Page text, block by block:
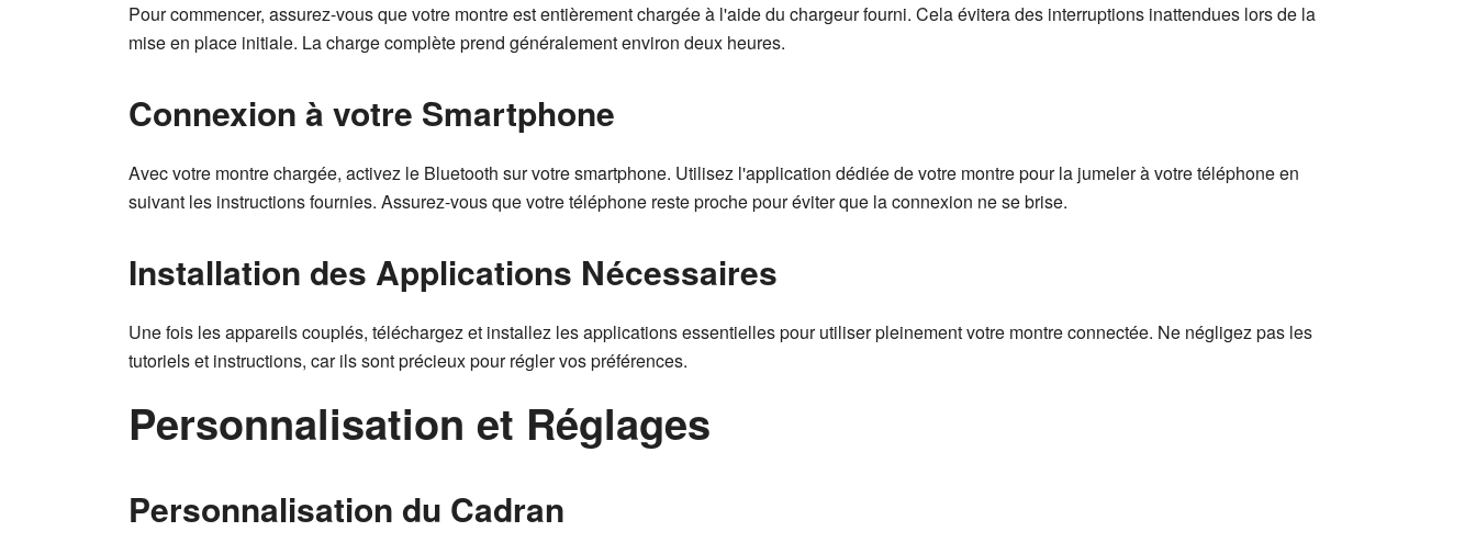
Pour commencer, assurez-vous que votre montre est entièrement chargée à l'aide du chargeur fourni. Cela évitera des interruptions inattendues lors de la
mise en place initiale. La charge complète prend généralement environ deux heures.
Connexion à votre Smartphone
Avec votre montre chargée, activez le Bluetooth sur votre smartphone. Utilisez l'application dédiée de votre montre pour la jumeler à votre téléphone en
suivant les instructions fournies. Assurez-vous que votre téléphone reste proche pour éviter que la connexion ne se brise.
Installation des Applications Nécessaires
Une fois les appareils couplés, téléchargez et installez les applications essentielles pour utiliser pleinement votre montre connectée. Ne négligez pas les
tutoriels et instructions, car ils sont précieux pour régler vos préférences.
Personnalisation et Réglages
Personnalisation du Cadran